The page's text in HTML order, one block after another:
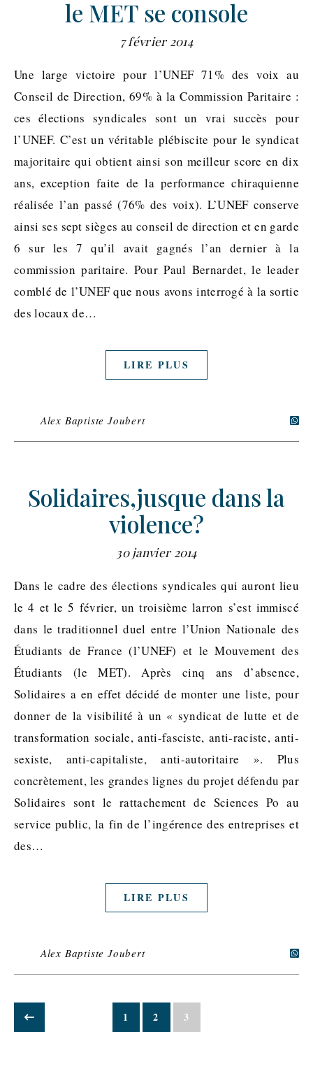
le MET se console
7 février 2014
Une large victoire pour l’UNEF 71% des voix au
Conseil de Direction, 69% à la Commission Paritaire :
ces élections syndicales sont un vrai succès pour
l’UNEF. C’est un véritable plébiscite pour le syndicat
majoritaire qui obtient ainsi son meilleur score en dix
ans, exception faite de la performance chiraquienne
réalisée l’an passé (76% des voix). L’UNEF conserve
ainsi ses sept sièges au conseil de direction et en garde
6 sur les 7 qu’il avait gagnés l’an dernier à la
commission paritaire. Pour Paul Bernardet, le leader
comblé de l’UNEF que nous avons interrogé à la sortie
des locaux de…
LIRE PLUS
Alex Baptiste Joubert
Solidaires,jusque dans la
violence?
30 janvier 2014
Dans le cadre des élections syndicales qui auront lieu
le 4 et le 5 février, un troisième larron s’est immiscé
dans le traditionnel duel entre l’Union Nationale des
Étudiants de France (l’UNEF) et le Mouvement des
Étudiants (le MET). Après cinq ans d’absence,
Solidaires a en effet décidé de monter une liste, pour
donner de la visibilité à un « syndicat de lutte et de
transformation sociale, anti-fasciste, anti-raciste, anti-
sexiste, anti-capitaliste, anti-autoritaire ». Plus
concrètement, les grandes lignes du projet défendu par
Solidaires sont le rattachement de Sciences Po au
service public, la fin de l’ingérence des entreprises et
des…
LIRE PLUS
Alex Baptiste Joubert
1 2 3